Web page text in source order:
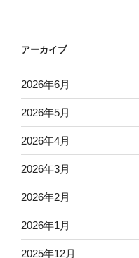
アーカイブ
2026年6月
2026年5月
2026年4月
2026年3月
2026年2月
2026年1月
2025年12月